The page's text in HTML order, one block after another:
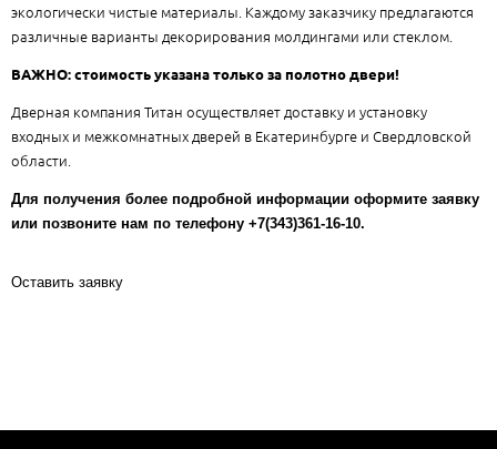
экологически чистые материалы. Каждому заказчику предлагаются
различные варианты декорирования молдингами или стеклом.
ВАЖНО: стоимость указана только за полотно двери!
Дверная компания Титан осуществляет доставку и установку
входных и межкомнатных дверей в Екатеринбурге и Свердловской
области.
Для получения более подробной информации оформите заявку
или позвоните нам по телефону +7(343)361-16-10.
Оставить заявку